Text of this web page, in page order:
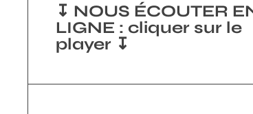
↧ NOUS ÉCOUTER
LIGNE : cliquer sur le
player ↧